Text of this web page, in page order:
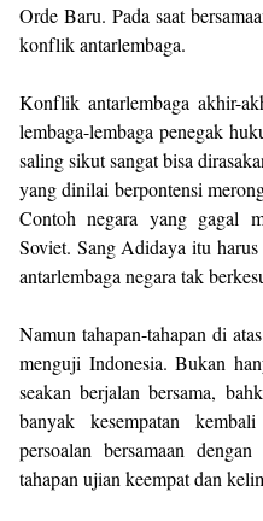
Orde Baru. Pada saat
konflik antarlembaga.
Konflik antarlembaga akhir-
lembaga-lembaga penegak
saling sikut sangat bisa
yang dinilai berpontensi
Contoh negara yang gagal
Soviet. Sang Adidaya itu
antarlembaga negara tak
Namun tahapan-tahapan di
menguji Indonesia. Bukan
seakan berjalan bersama,
banyak kesempatan
persoalan bersamaan
tahapan ujian keempat dan